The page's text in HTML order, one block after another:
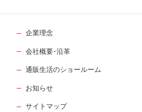
企業理念
会社概要･沿革
通販生活のショールーム
お知らせ
サイトマップ